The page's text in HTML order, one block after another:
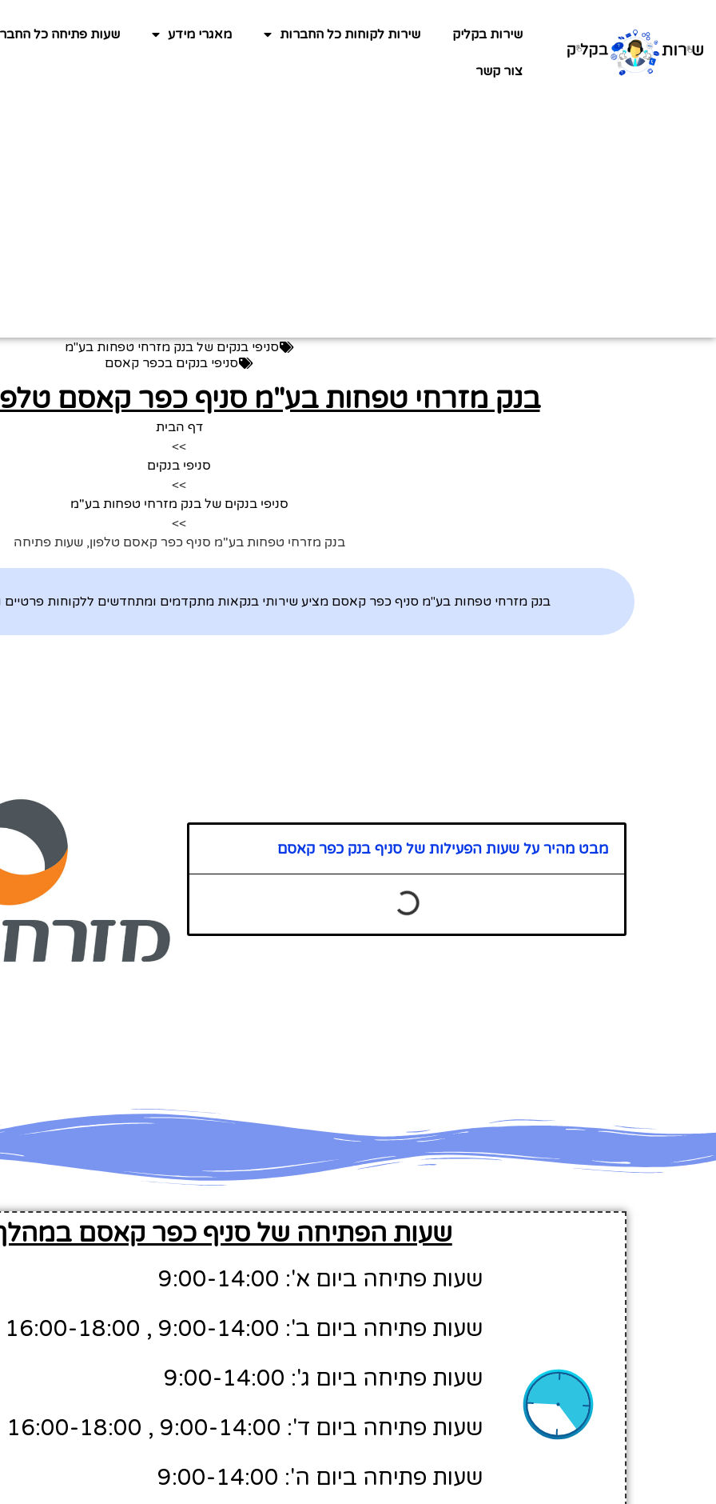
שירות בקליק שירות לקוחות כל החברות מאגרי מידע שעות פתיחה כל
צור קשר
סניפי בנקים של בנק מזרחי טפחות בע"מ
סניפי בנקים בכפר קאסם
בנק מזרחי טפחות בע"מ סניף כפר קאסם
דף הבית
>>
סניפי בנקים
>>
סניפי בנקים של בנק מזרחי טפחות בע"מ
>>
בנק מזרחי טפחות בע"מ סניף כפר קאסם טלפון, שעות פתיחה
בנק מזרחי טפחות בע"מ סניף כפר קאסם מציע שירותי בנקאות מתקדמים ומתחדשים ללקוחות פרטיים
מבט מהיר על שעות הפעילות של סניף בנק כפר קאסם
שעות הפתיחה של סניף כפר קאסם
שעות פתיחה ביום א': 9:00-14:00
שעות פתיחה ביום ב': 9:00-14:00 , 16:00-18:00
שעות פתיחה ביום ג': 9:00-14:00
שעות פתיחה ביום ד': 9:00-14:00 , 16:00-18:00
שעות פתיחה ביום ה': 9:00-14:00